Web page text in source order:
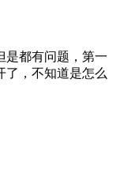
是都有问题，第一
了，不知道是怎么